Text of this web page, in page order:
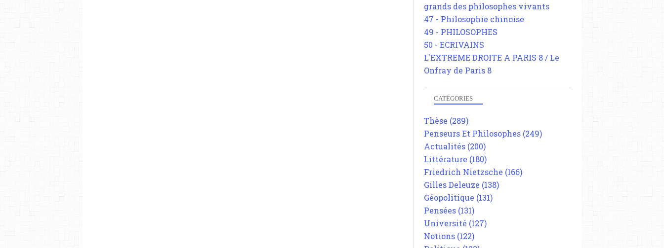
grands des philosophes vivants
47 - Philosophie chinoise
49 - PHILOSOPHES
50 - ECRIVAINS
L'EXTREME DROITE A PARIS 8 / Le
Onfray de Paris 8
CATÉGORIES
Thèse (289)
Penseurs Et Philosophes (249)
Actualités (200)
Littérature (180)
Friedrich Nietzsche (166)
Gilles Deleuze (138)
Géopolitique (131)
Pensées (131)
Université (127)
Notions (122)